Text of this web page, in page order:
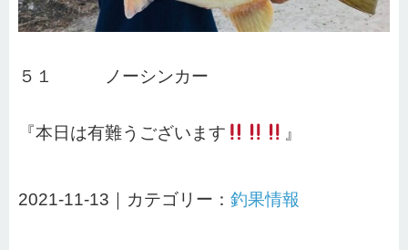
５１ ノーシンカー
『本日は有難うございます 』
2021-11-13｜カテゴリー： 釣果情報